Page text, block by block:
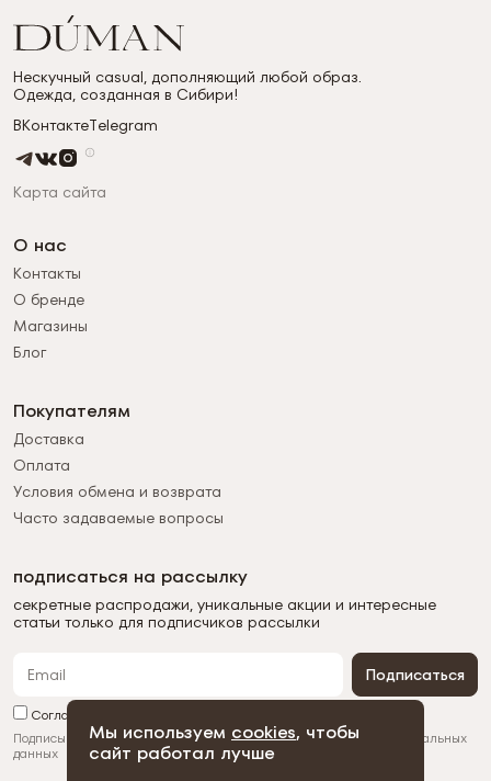
Мы используем cookies, чтобы
сайт работал лучше
Нескучный casual, дополняющий любой образ.
Одежда, созданная в Сибири!
ВКонтактеTelegram
Карта сайта
О нас
Контакты
О бренде
Магазины
Блог
Покупателям
Доставка
Оплата
Условия обмена и возврата
Часто задаваемые вопросы
подписаться на рассылку
секретные распродажи, уникальные акции и интересные
статьи только для подписчиков рассылки
Подписаться
Согласен с обработкой персональных данных
Подписываясь на рассылку, вы соглашаетесь с обработкой персональных
данных